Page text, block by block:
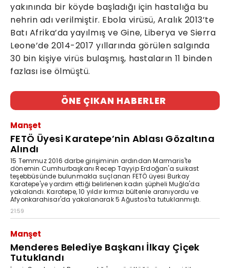
yakınında bir köyde başladığı için hastalığa bu
nehrin adı verilmiştir. Ebola virüsü, Aralık 2013’te
Batı Afrika’da yayılmış ve Gine, Liberya ve Sierra
Leone’de 2014-2017 yıllarında görülen salgında
30 bin kişiye virüs bulaşmış, hastaların 11 binden
fazlası ise ölmüştü.
ÖNE ÇIKAN HABERLER
Manşet
FETÖ Üyesi Karatepe’nin Ablası Gözaltına
Alındı
15 Temmuz 2016 darbe girişiminin ardından Marmaris'te
dönemin Cumhurbaşkanı Recep Tayyip Erdoğan'a suikast
teşebbüsünde bulunmakla suçlanan FETÖ üyesi Burkay
Karatepe'ye yardım ettiği belirlenen kadın şüpheli Muğla'da
yakalandı. Karatepe, 10 yıldır kırmızı bültenle aranıyordu ve
Afyonkarahisar'da yakalanarak 5 Ağustos'ta tutuklanmıştı.
21:59
Manşet
Menderes Belediye Başkanı İlkay Çiçek
Tutuklandı